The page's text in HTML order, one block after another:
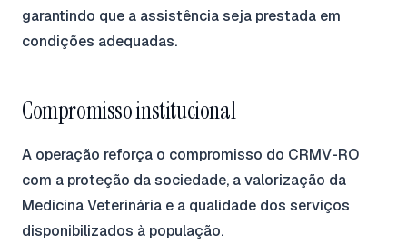
garantindo que a assistência seja prestada em
condições adequadas.
Compromisso institucional
A operação reforça o compromisso do CRMV-RO
com a proteção da sociedade, a valorização da
Medicina Veterinária e a qualidade dos serviços
disponibilizados à população.